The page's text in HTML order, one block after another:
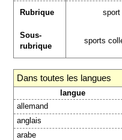
Rubrique sport
Sous-
rubrique
sports
Dans toutes les langues
langue
allemand
anglais
arabe